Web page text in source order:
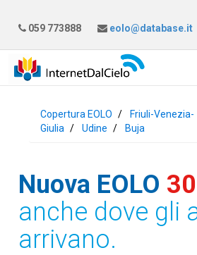
059 773888 eolo@database.it
Copertura EOLO
Friuli-Venezia-
Giulia
Udine Buja
Nuova EOLO
anche dove gli
arrivano.